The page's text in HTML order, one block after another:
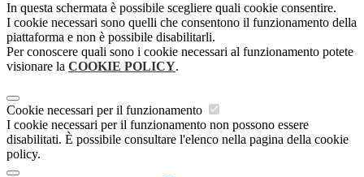
In questa schermata è possibile scegliere quali cookie consentire.
I cookie necessari sono quelli che consentono il funzionamento della
piattaforma e non è possibile disabilitarli.
Per conoscere quali sono i cookie necessari al funzionamento potete
visionare la COOKIE POLICY.
Cookie necessari per il funzionamento
I cookie necessari per il funzionamento non possono essere
disabilitati. È possibile consultare l'elenco nella pagina della cookie
policy.